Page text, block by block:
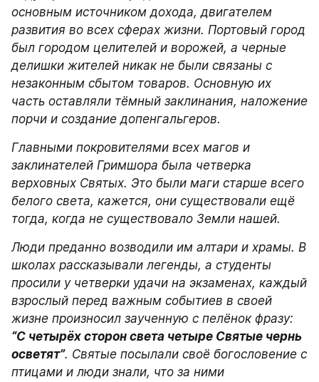
основным источником дохода, двигателем
развития во всех сферах жизни. Портовый город
был городом целителей и ворожей, а черные
делишки жителей никак не были связаны с
незаконным сбытом товаров. Основную их
часть оставляли тёмный заклинания, наложение
порчи и создание допенгальгеров.
Главными покровителями всех магов и
заклинателей Гримшора была четверка
верховных Святых. Это были маги старше всего
белого света, кажется, они существовали ещё
тогда, когда не существовало Земли нашей.
Люди преданно возводили им алтари и храмы. В
школах рассказывали легенды, а студенты
просили у четверки удачи на экзаменах, каждый
взрослый перед важным событиев в своей
“С четырёх сторон света четыре Святые чернь
осветят”. Святые посылали своё богословение с
птицами и люди знали, что за ними